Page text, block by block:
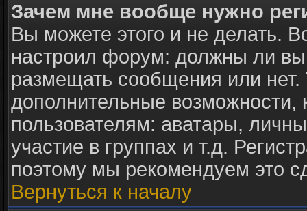
Зачем мне вообще нужно
Вы можете этого и не делать.
настроил форум: должны ли вы
размещать сообщения или
дополнительные
пользователям: аватары,
участие в группах и т.д.
поэтому мы рекомендуем это
Вернуться к началу